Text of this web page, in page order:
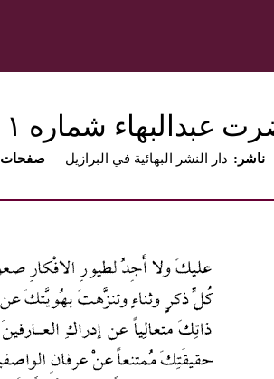
عبدالبهاء شماره ١‏
:صفحات دار النشر البهائية في البرازيل :ناشر